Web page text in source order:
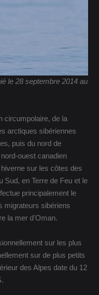
le 28 septembre 2014 au
circumpolaire, de la
arctiques sibériennes
puis du nord de
ouest canadien
sur les côtes des
Sud, en Terre de Feu et le
principalement le
migrateurs sibériens
la mer d'Oman.
sur les plus
sur de plus petits
des Alpes date du 12